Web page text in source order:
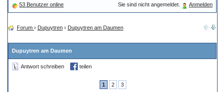
53 Benutzer online Sie sind nicht angemeldet. Anmelden
Forum › Dupuytren › Dupuytren am Daumen
Dupuytren am Daumen
Antwort schreiben teilen
1 2 3